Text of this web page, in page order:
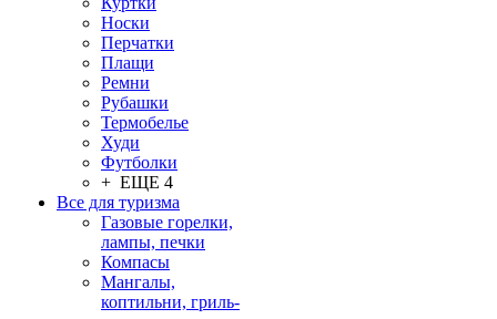
Носки
Перчатки
Плащи
Ремни
Рубашки
Термобелье
Худи
Футболки
+ ЕЩЕ 4
Все для туризма
Газовые горелки,
лампы, печки
Компасы
Мангалы,
коптильни, гриль-